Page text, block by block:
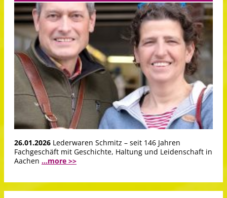
26.01.2026 Lederwaren Schmitz – seit 146 Jahren
Fachgeschäft mit Geschichte, Haltung und Leidenschaft in
Aachen ...more >>